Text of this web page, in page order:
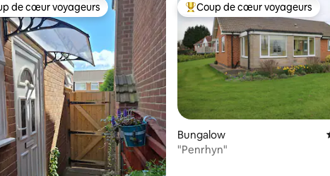
la base de 606 commentaires : 4,94 sur 5
de cœur voyageurs les plus appréciés
de cœur voyageurs Coups de cœur voyageurs les
Coup de cœur voyageurs
Bungalow
"Penrhyn"